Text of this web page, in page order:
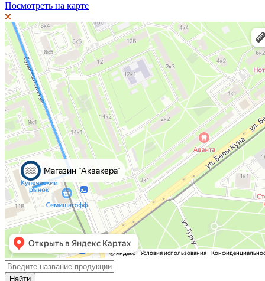
Посмотреть на карте